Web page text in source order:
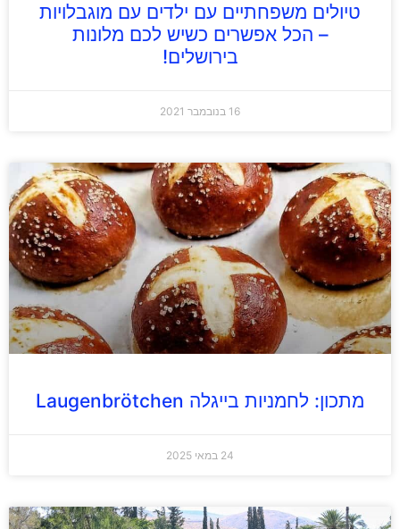
טיולים משפחתיים עם ילדים עם מוגבלויות
– הכל אפשרים כשיש לכם מלונות
בירושלים!
16 בנובמבר 2021
מתכון: לחמניות בייגלה Laugenbrötchen
24 במאי 2025